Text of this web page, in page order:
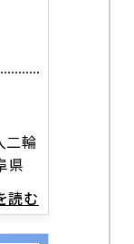
二輪
県
読む